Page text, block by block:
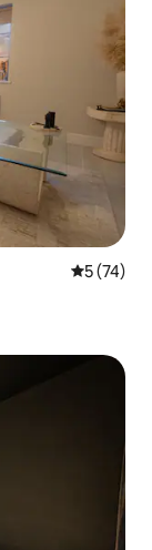
คะแนนเฉลี่
5 (74)